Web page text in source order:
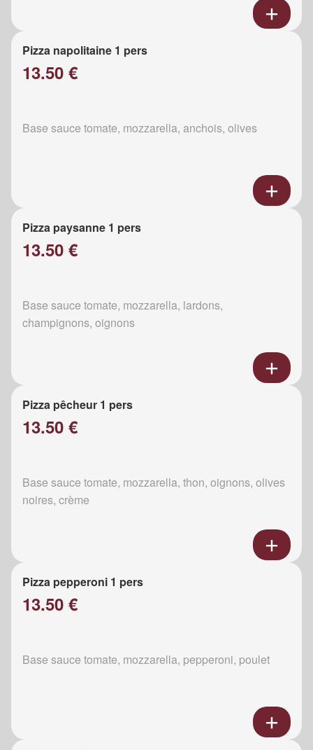
Pizza napolitaine 1 pers
13.50 €
Base sauce tomate, mozzarella, anchois, olives
Pizza paysanne 1 pers
13.50 €
Base sauce tomate, mozzarella, lardons,
champignons, oignons
Pizza pêcheur 1 pers
13.50 €
Base sauce tomate, mozzarella, thon, oignons, olives
noires, crème
Pizza pepperoni 1 pers
13.50 €
Base sauce tomate, mozzarella, pepperoni, poulet